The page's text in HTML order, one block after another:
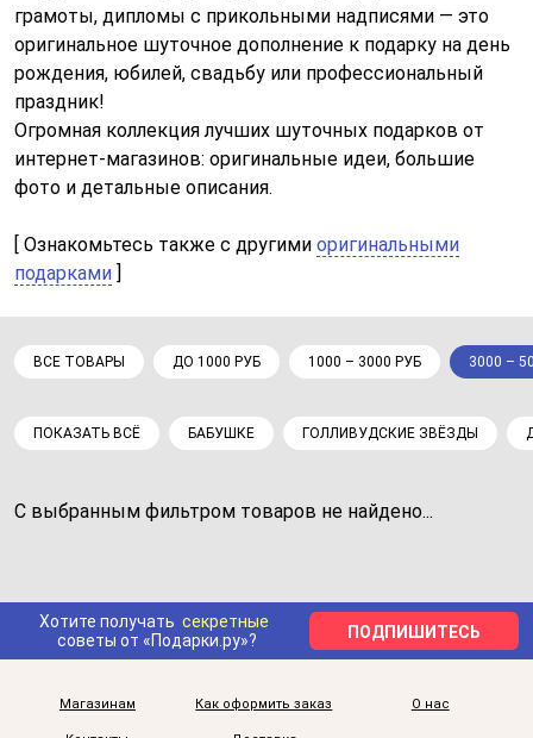
грамоты, дипломы с прикольными надписями — это
оригинальное шуточное дополнение к подарку на день
рождения, юбилей, свадьбу или профессиональный
праздник!
Огромная коллекция лучших шуточных подарков от
интернет-магазинов: оригинальные идеи, большие
фото и детальные описания.
[ Ознакомьтесь также с другими оригинальными
подарками ]
ВСЕ ТОВАРЫ ДО 1000 РУБ 1000 – 3000 РУБ 3000 –
ПОКАЗАТЬ ВСЁ БАБУШКЕ ГОЛЛИВУДСКИЕ ЗВЁЗДЫ
С выбранным фильтром товаров не найдено...
Хотите получать секретные
советы от «Подарки.ру»?
ПОДПИШИТЕСЬ
Магазинам Как оформить заказ О нас